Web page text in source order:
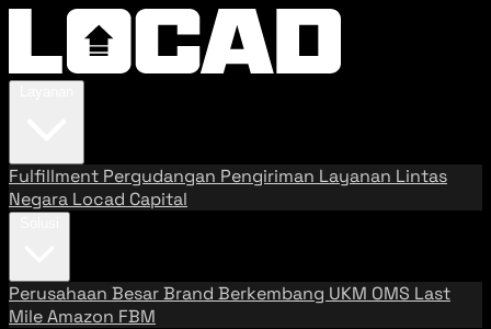
Fulfillment Pergudangan Pengiriman Layanan Lintas
Negara Locad Capital
Perusahaan BesarBrand Berkembang UKM OMS Last
MileAmazon FBM